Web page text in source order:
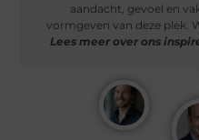
aandacht, gevoel en
vormgeven van deze plek.
Lees meer over ons